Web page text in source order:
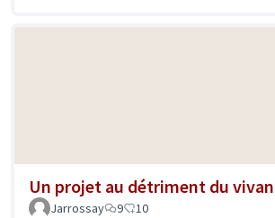
Un projet au détriment du
Jarrossay 9 10